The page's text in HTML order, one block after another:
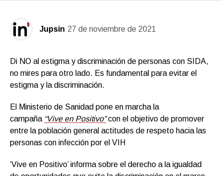
Jupsin 27 de noviembre de 2021
Di NO al estigma y discriminación de personas con SIDA,
no mires para otro lado. Es fundamental para evitar el
estigma y la discriminación.
El Ministerio de Sanidad pone en marcha la
campaña “Vive en Positivo”con el objetivo de promover
entre la población general actitudes de respeto hacia las
personas con infección por el VIH
‘Vive en Positivo’ informa sobre el derecho a la igualdad